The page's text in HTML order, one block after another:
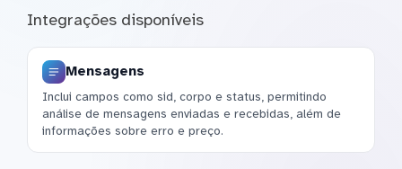
Integrações disponíveis
Mensagens
Inclui campos como sid, corpo e status, permitindo
análise de mensagens enviadas e recebidas, além de
informações sobre erro e preço.